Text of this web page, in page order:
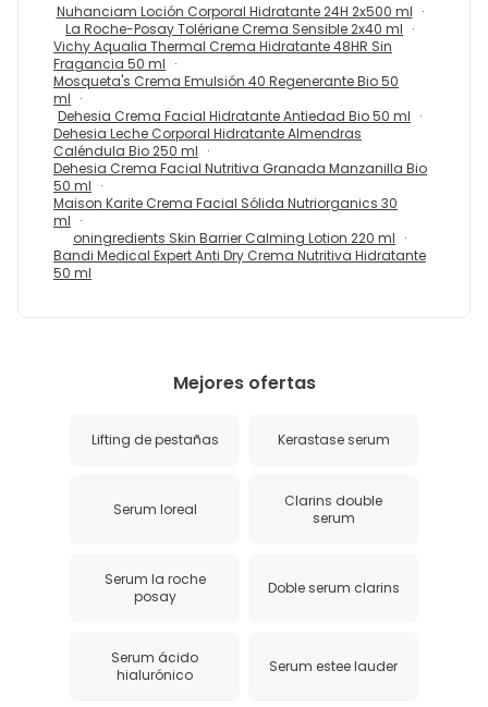
Nuhanciam Loción Corporal Hidratante 24H 2x500 ml
La Roche-Posay Tolériane Crema Sensible 2x40 ml
Vichy Aqualia Thermal Crema Hidratante 48HR Sin
Fragancia 50 ml
Mosqueta's Crema Emulsión 40 Regenerante Bio 50
ml
Dehesia Crema Facial Hidratante Antiedad Bio 50 ml
Dehesia Leche Corporal Hidratante Almendras
Caléndula Bio 250 ml
Dehesia Crema Facial Nutritiva Granada Manzanilla Bio
50 ml
Maison Karite Crema Facial Sólida Nutriorganics 30
ml
oningredients Skin Barrier Calming Lotion 220 ml
Bandi Medical Expert Anti Dry Crema Nutritiva Hidratante
50 ml
Mejores ofertas
Lifting de pestañas Kerastase serum
Serum loreal
Clarins double
serum
Serum la roche
posay
Doble serum clarins
Serum ácido
hialurónico
Serum estee lauder